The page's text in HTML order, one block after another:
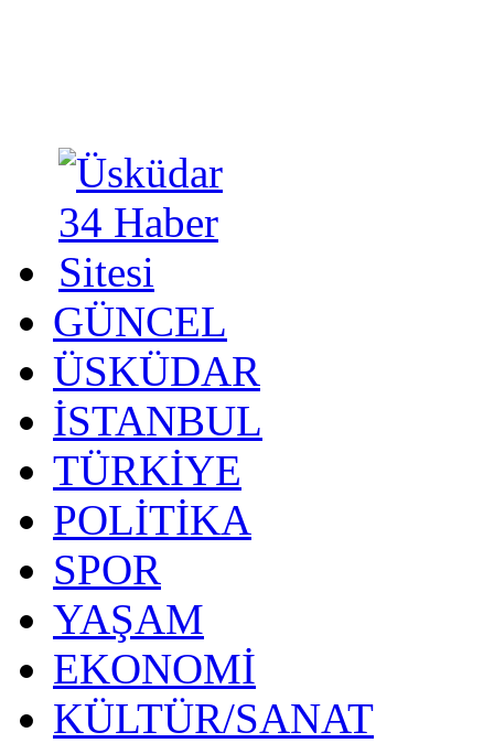
GÜNCEL
ÜSKÜDAR
İSTANBUL
TÜRKİYE
POLİTİKA
SPOR
YAŞAM
EKONOMİ
KÜLTÜR/SANAT